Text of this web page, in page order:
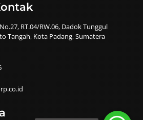
RT.04/RW.06, Dadok Tunggul
Tangah, Kota Padang, Sumatera